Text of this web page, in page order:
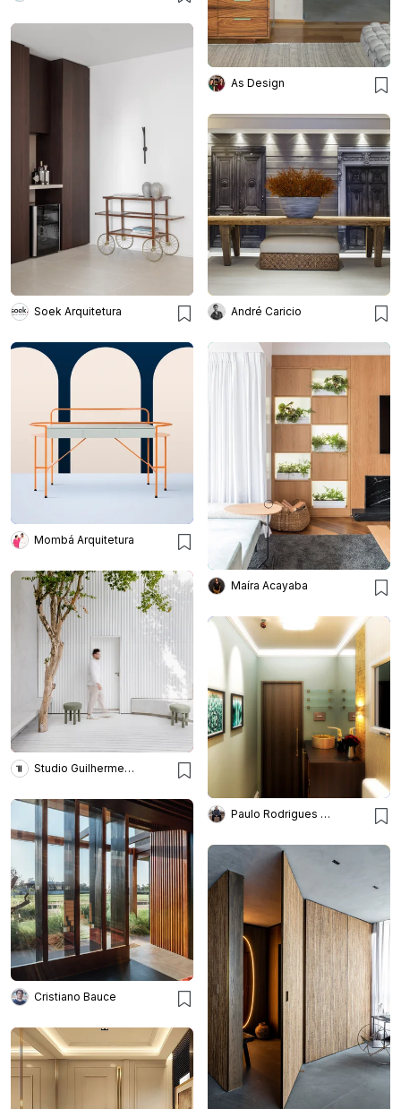
As Design
Soek Arquitetura André Caricio
Mombá Arquitetura
Maíra Acayaba
Studio Guilherme Garcia
Paulo Rodrigues | Pê High Decô
Cristiano Bauce